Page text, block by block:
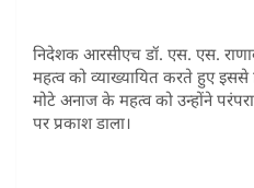
निदेशक आरसीएच डॉ. एस. एस.
महत्व को व्याख्यायित करते हुए
मोटे अनाज के महत्व को उन्होंने
पर प्रकाश डाला।